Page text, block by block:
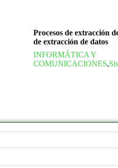
Procesos de extracción
de extracción de datos
INFORMÁTICA Y
COMUNICACIONES,